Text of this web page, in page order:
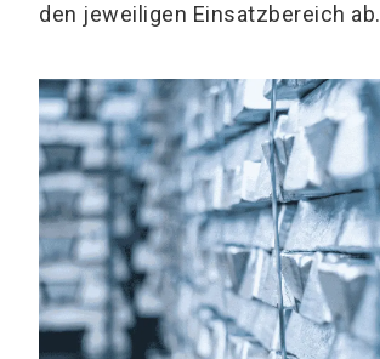
den jeweiligen Einsatzbereich ab.